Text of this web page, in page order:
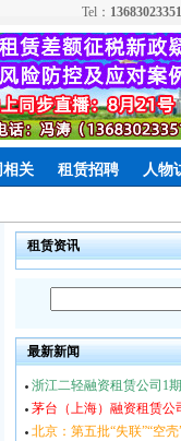
Tel： 13683023351
相关 租赁招聘 人物
租赁资讯
最新新闻
浙江二轻融资租赁公司1
茅台（上海）融资租赁
北京：第五批“失联”“空